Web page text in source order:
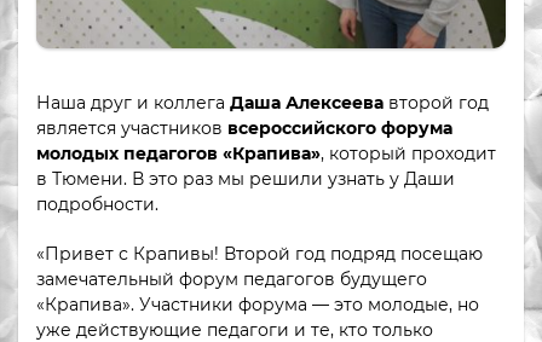
Наша друг и коллега Даша Алексеева второй год
является участников всероссийского форума
молодых педагогов «Крапива», который проходит
в Тюмени. В это раз мы решили узнать у Даши
подробности.
«Привет с Крапивы! Второй год подряд посещаю
замечательный форум педагогов будущего
«Крапива». Участники форума — это молодые, но
уже действующие педагоги и те, кто только